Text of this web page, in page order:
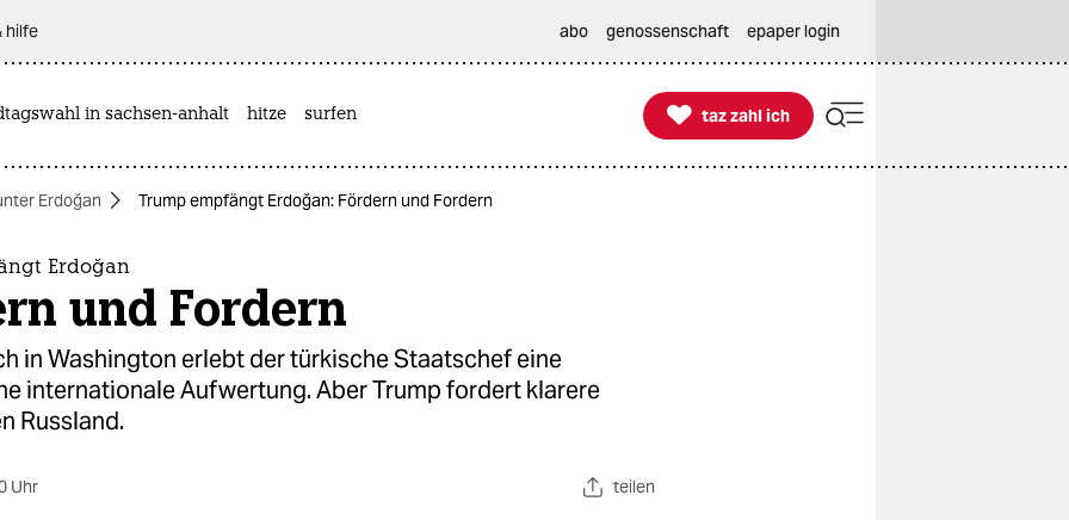
hilfe abo genossenschaft epaper login
in sachsen-anhalt hitze surfen 
taz zahl ich
taz zahl ich
Erdoğan Trump empfängt Erdoğan: Fördern und Fordern
Erdoğan
und Fordern
in Washington erlebt der türkische Staatschef eine
internationale Aufwertung. Aber Trump fordert klarere
Russland.
Uhr teilen